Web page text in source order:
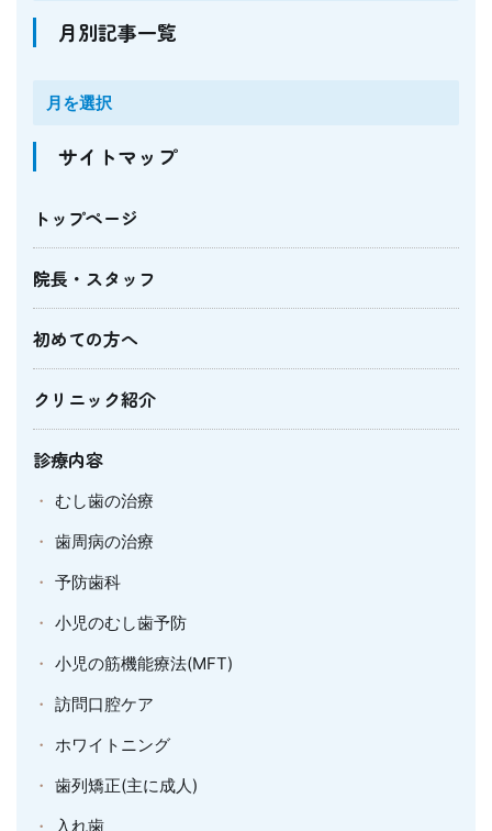
月別記事一覧
サイトマップ
トップページ
院長・スタッフ
初めての方へ
クリニック紹介
診療内容
むし歯の治療
歯周病の治療
予防歯科
小児のむし歯予防
小児の筋機能療法(MFT)
訪問口腔ケア
ホワイトニング
歯列矯正(主に成人)
入れ歯